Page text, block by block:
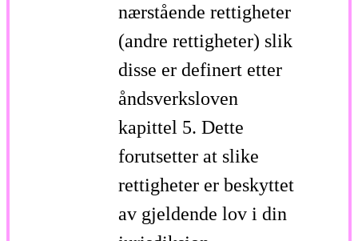
nærstående rettigheter
(andre rettigheter) slik
disse er definert etter
åndsverksloven
kapittel 5. Dette
forutsetter at slike
rettigheter er beskyttet
av gjeldende lov i din